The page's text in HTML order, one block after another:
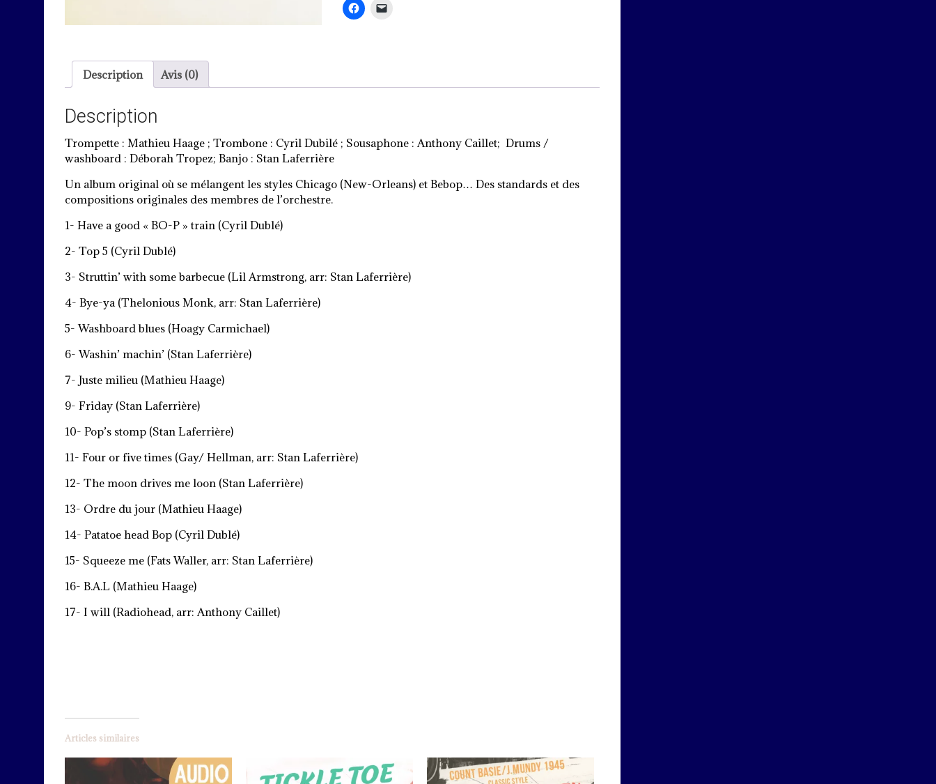
Description Avis (0)
Description
Trompette : Mathieu Haage ; Trombone : Cyril Dubilé ; Sousaphone : Anthony Caillet; Drums /
washboard : Déborah Tropez; Banjo : Stan Laferrière
Un album original où se mélangent les styles Chicago (New-Orleans) et Bebop… Des standards et des
compositions originales des membres de l’orchestre.
1- Have a good « BO-P » train (Cyril Dublé)
2- Top 5 (Cyril Dublé)
3- Struttin’ with some barbecue (Lil Armstrong, arr: Stan Laferrière)
4- Bye-ya (Thelonious Monk, arr: Stan Laferrière)
5- Washboard blues (Hoagy Carmichael)
6- Washin’ machin’ (Stan Laferrière)
7- Juste milieu (Mathieu Haage)
9- Friday (Stan Laferrière)
10- Pop’s stomp (Stan Laferrière)
11- Four or five times (Gay/ Hellman, arr: Stan Laferrière)
12- The moon drives me loon (Stan Laferrière)
13- Ordre du jour (Mathieu Haage)
14- Patatoe head Bop (Cyril Dublé)
15- Squeeze me (Fats Waller, arr: Stan Laferrière)
16- B.A.L (Mathieu Haage)
17- I will (Radiohead, arr: Anthony Caillet)
Articles similaires